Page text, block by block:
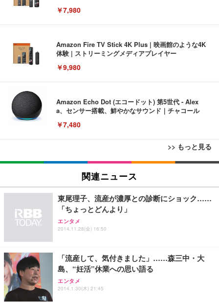
￥7,980
Amazon Fire TV Stick 4K Plus | 映画館のような4K
体験 | ストリーミングメディアプレイヤー
￥9,980
Amazon Echo Dot (エコードット) 第5世代 - Alex
a、センサー搭載、鮮やかなサウンド｜チャコール
￥7,480
>> もっと見る
[EdoErgo] オフィスチェア 椅子 テレワーク 疲れな
い 跳ね上げ式アームレスト コンパクト 約105度ロッ
キング pc 事務椅子 360度回転 座面昇降 強化ナイロ
ン樹脂ベース 通気性メッシュ 在宅ワーク H-WY01
(黒網+黒枠+黒足)
￥5,699
SIHOO B100 オフィスチェア／デスクチェア メッシ
Sezlife オフィスチェア デスクチェア 疲れない テレ
ワーク チェア 強化バックレスト 30度ロッキング機
EIZO ビジネス向けプレミアムモニター | FlexScan
EV3240X-WT | 31.5型4K UHD・USB Type-C・ホワ
￥105,595
EIZO ビジネス向けプレミアムモニター | FlexScan
EV2740X-WT | 27.0型4K UHD・USB Type-C・ホワ
￥109,572
【純正品】27"ゲーミングモニター DualSense 充電
フック付き（CFI-ZDM1J）
Amazonベーシック ペットシーツ 薄型 レギュラー 1
回使い捨て 無香料 ホワイト 300枚
￥3,373
Amazonベーシック ペットシーツ 厚型 ワイド 42枚
ネオ・ルーライフ ネオ・オムツ L 中型犬用 26枚入
関連ニュース
東尾理子、流産が濃厚との診断にショック……
「ちょっとどんより」
エンタメ
2014.11.28(金) 16:50
「流産して、気付きました」……森三中・大
島、“妊活”休業への思い語る
エンタメ
2014.1.30(木) 21:45